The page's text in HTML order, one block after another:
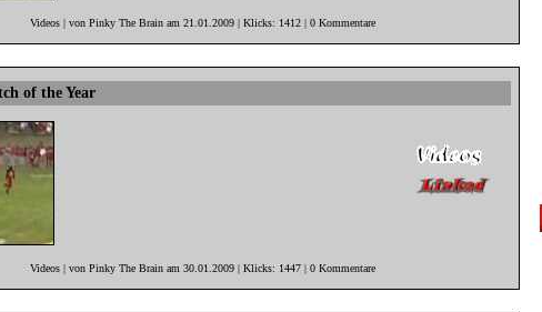
Videos | von Pinky The Brain am 21.01.2009 | Klicks: 1412 | 0 Kommentare
of the Year
Videos | von Pinky The Brain am 30.01.2009 | Klicks: 1447 | 0 Kommentare